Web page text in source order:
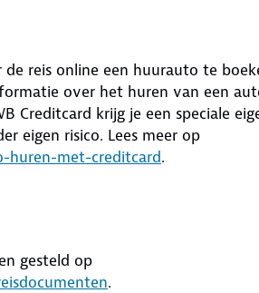
reis online een huurauto te
over het huren van een
Creditcard krijg je een speciale
eigen risico. Lees meer op
huren-met-creditcard.
gesteld op
.